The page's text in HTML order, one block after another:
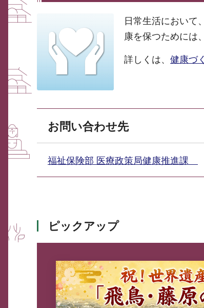
日常生活において
康を保つためには
詳しくは、 健康づ
お問い合わせ先
福祉保険部 医療政策局健康推進課
ピックアップ